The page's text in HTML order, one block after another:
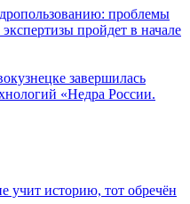
проблемы
пройдет в начале
завершилась
«Недра России.
учит историю, тот обречён